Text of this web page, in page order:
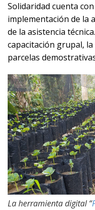
Solidaridad cuenta
implementación de la
de la asistencia
capacitación grupal,
parcelas
La herramienta digital “